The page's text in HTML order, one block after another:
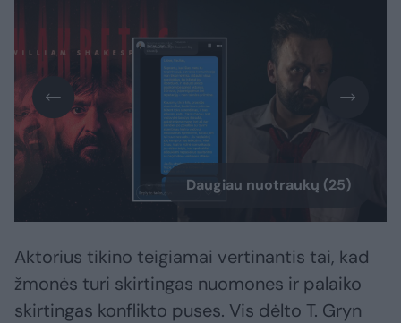
Daugiau nuotraukų (25)
Aktorius tikino teigiamai vertinantis tai, kad
žmonės turi skirtingas nuomones ir palaiko
skirtingas konflikto puses. Vis dėlto T. Gryn